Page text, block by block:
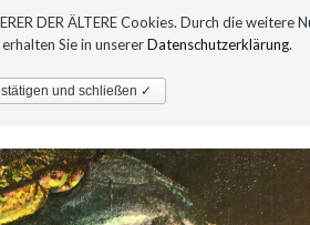
DER ÄLTERE Cookies. Durch die
Sie in unsererDatenschutzerklärung.
und schließen ✓